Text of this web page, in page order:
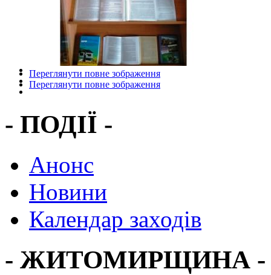
Переглянути повне зображення
Переглянути повне зображення
- ПОДІЇ -
Анонс
Новини
Календар заходів
- ЖИТОМИРЩИНА -